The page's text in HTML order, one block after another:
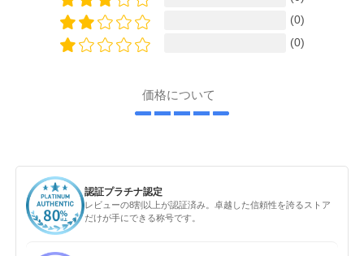
(0)
(0)
価格について
認証プラチナ認定
レビューの8割以上が認証済み。卓越した信頼性を誇るストア
だけが手にできる称号です。